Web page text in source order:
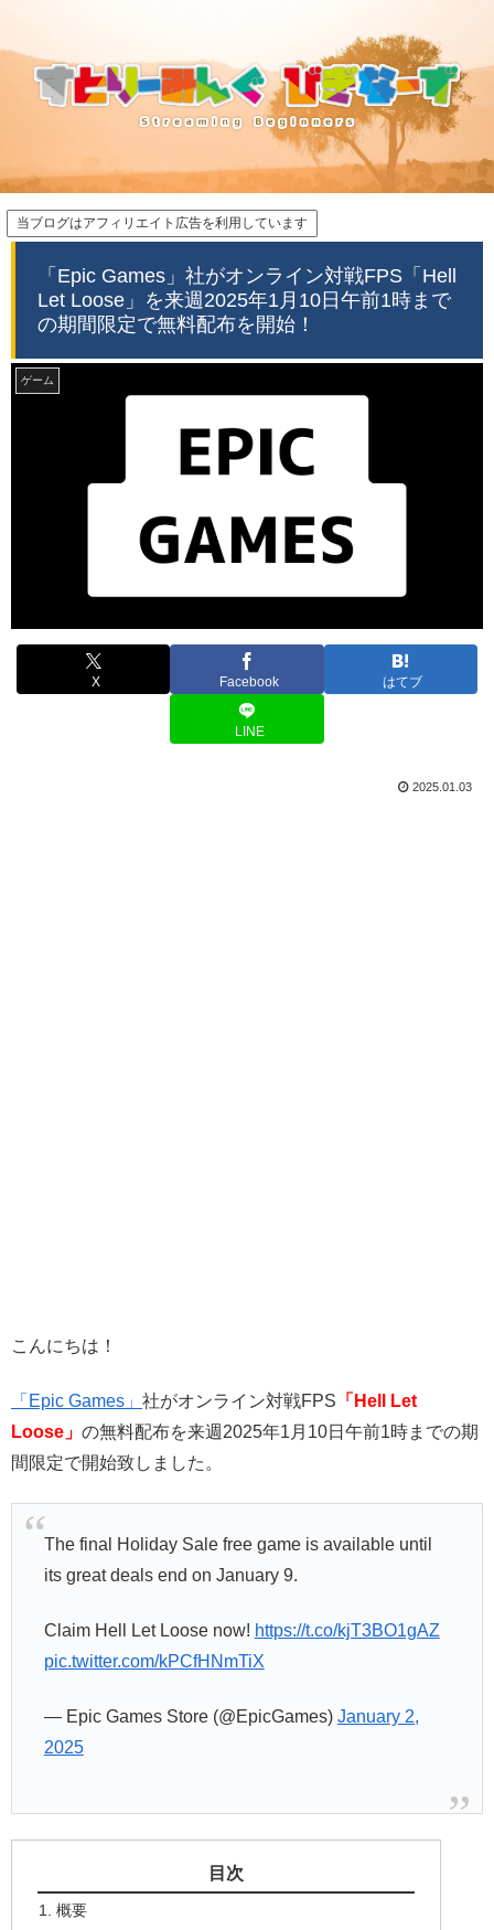
当ブログはアフィリエイト広告を利用しています
「Epic Games」社がオンライン対戦FPS「Hell
Let Loose」を来週2025年1月10日午前1時まで
の期間限定で無料配布を開始！
ゲーム
X Facebook はてブ
LINE
2025.01.03
こんにちは！
「Epic Games」 社がオンライン対戦FPS 「Hell Let
Loose」 の無料配布を来週2025年1月10日午前1時までの期
間限定で開始致しました。
The final Holiday Sale free game is available until
its great deals end on January 9.
Claim Hell Let Loose now! https://t.co/kjT3BO1gAZ
pic.twitter.com/kPCfHNmTiX
— Epic Games Store (@EpicGames) January 2,
2025
目次
概要